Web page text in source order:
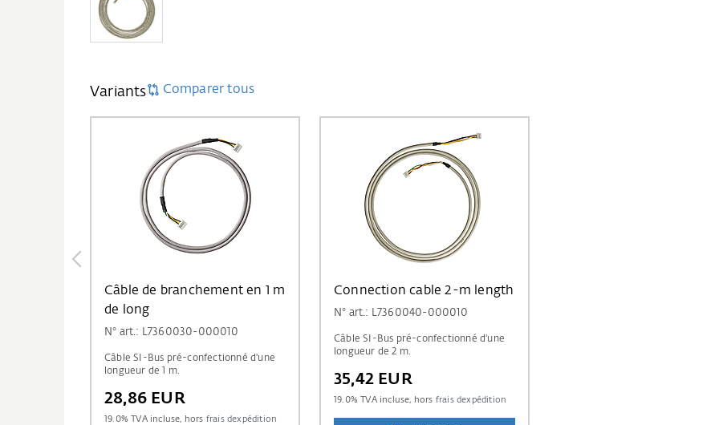
Variants Comparer tous
Câble de branchement en 1 m
de long
N° art.: L7360030-000010
Câble SI-Bus pré-confectionné d'une
longueur de 1 m.
28,86 EUR
19.0% TVA incluse, hors frais dexpédition
Connection cable 2-m length
N° art.: L7360040-000010
Câble SI-Bus pré-confectionné d'une
longueur de 2 m.
35,42 EUR
19.0% TVA incluse, hors frais dexpédition